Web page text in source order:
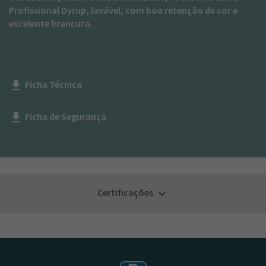
Profissional Dyrup, lavável, com boa retenção de cor e
excelente brancura.
get_app Ficha Técnica
get_app Ficha de Segurança
Certificações keyboard_arrow_down